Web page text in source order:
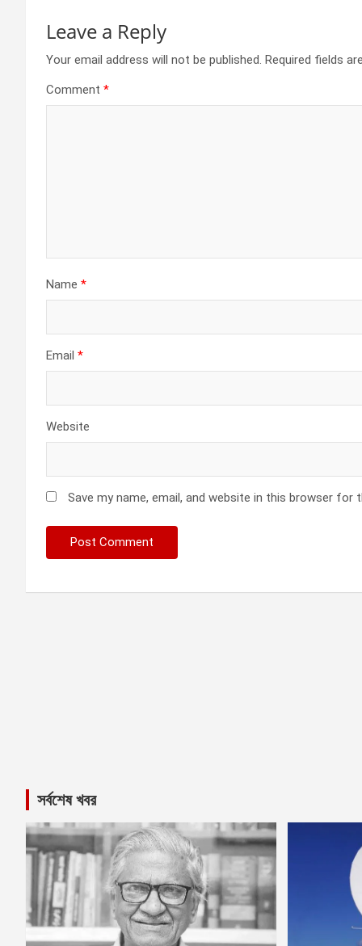
Leave a Reply
Your email address will not be published. Required fields
Comment *
Name *
Email *
Website
Save my name, email, and website in this browser for
সর্বশেষ খবর